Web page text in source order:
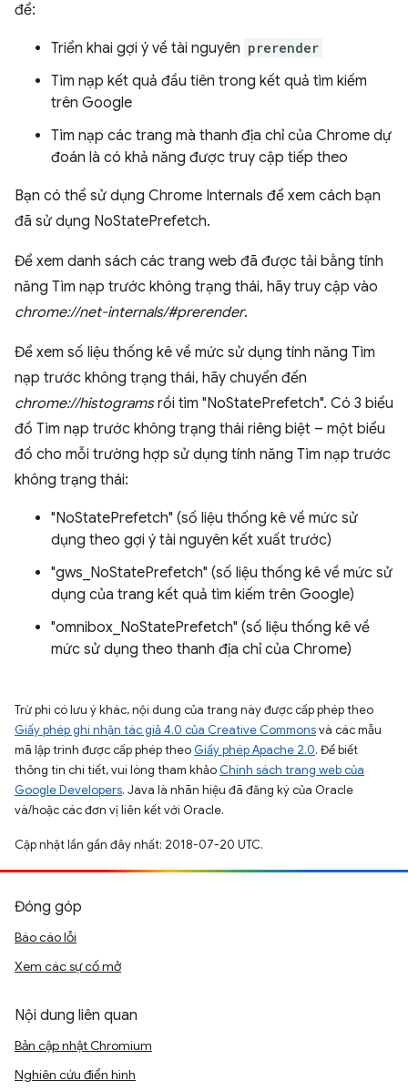
để:
Triển khai gợi ý về tài nguyên prerender
Tìm nạp kết quả đầu tiên trong kết quả tìm kiếm
trên Google
Tìm nạp các trang mà thanh địa chỉ của Chrome dự
đoán là có khả năng được truy cập tiếp theo
Bạn có thể sử dụng Chrome Internals để xem cách bạn
đã sử dụng NoStatePrefetch.
Để xem danh sách các trang web đã được tải bằng tính
năng Tìm nạp trước không trạng thái, hãy truy cập vào
chrome://net-internals/#prerender.
Để xem số liệu thống kê về mức sử dụng tính năng Tìm
nạp trước không trạng thái, hãy chuyển đến
chrome://histogramsrồi tìm "NoStatePrefetch". Có 3 biểu
đồ Tìm nạp trước không trạng thái riêng biệt – một biểu
đồ cho mỗi trường hợp sử dụng tính năng Tìm nạp trước
không trạng thái:
"NoStatePrefetch" (số liệu thống kê về mức sử
dụng theo gợi ý tài nguyên kết xuất trước)
"gws_NoStatePrefetch" (số liệu thống kê về mức sử
dụng của trang kết quả tìm kiếm trên Google)
"omnibox_NoStatePrefetch" (số liệu thống kê về
mức sử dụng theo thanh địa chỉ của Chrome)
Trừ phi có lưu ý khác, nội dung của trang này được cấp phép theo
Giấy phép ghi nhận tác giả 4.0 của Creative Commonsvà các mẫu
mã lập trình được cấp phép theo Giấy phép Apache 2.0. Để biết
thông tin chi tiết, vui lòng tham khảo Chính sách trang web của
Google Developers. Java là nhãn hiệu đã đăng ký của Oracle
và/hoặc các đơn vị liên kết với Oracle.
Cập nhật lần gần đây nhất: 2018-07-20 UTC.
Đóng góp
Báo cáo lỗi
Xem các sự cố mở
Nội dung liên quan
Bản cập nhật Chromium
Nghiên cứu điển hình